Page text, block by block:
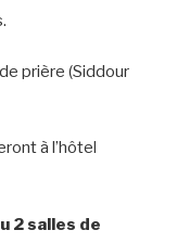
prière (Siddour
à l’hôtel
2 salles de